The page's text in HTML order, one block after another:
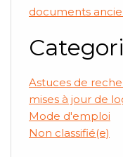
documents
Astuces de
mises à jour de
Mode d'emploi
Non classifié(e)